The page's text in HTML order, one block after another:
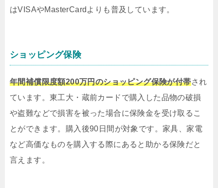
はVISAやMasterCardよりも普及しています。
ショッピング保険
年間補償限度額200万円のショッピング保険が付帯され
ています。東工大・蔵前カードで購入した品物の破損
や盗難などで損害を被った場合に保険金を受け取るこ
とができます。購入後90日間が対象です。家具、家電
など高価なものを購入する際にあると助かる保険だと
言えます。